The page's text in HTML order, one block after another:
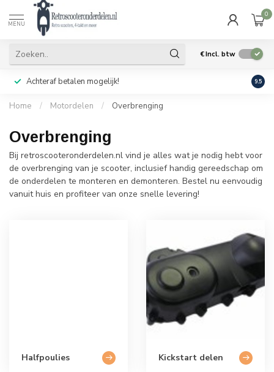
MENU
0
€Incl. btw
Achteraf betalen mogelijk! Geen
9.5
Home / Motordelen / Overbrenging
Overbrenging
Bij retroscooteronderdelen.nl vind je alles wat je nodig hebt voor
de overbrenging van je scooter, inclusief handig gereedschap om
de onderdelen te monteren en demonteren. Bestel nu eenvoudig
vanuit huis en profiteer van onze snelle levering!
Halfpoulies Kickstart delen